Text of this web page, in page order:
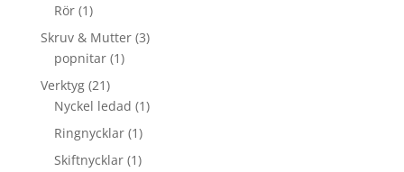
Rör (1)
Skruv & Mutter (3)
popnitar (1)
Verktyg (21)
Nyckel ledad (1)
Ringnycklar (1)
Skiftnycklar (1)